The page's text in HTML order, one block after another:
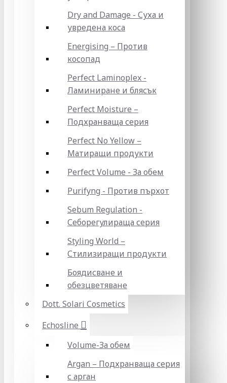
Dry and Damage - Суха и
увредена коса
Energising – Против
косопад
Perfect Laminoplex -
Ламиниране и блясък
Perfect Moisture –
Подхранваща серия
Perfect No Yellow –
Матиращи продукти
Perfect Volume - За обем
Purifyng - Против пърхот
Sebum Regulation -
Себорегулираща серия
Styling World –
Стилизиращи продукти
Боядисване и
обезцветяване
Dott. Solari Cosmetics
Echosline
Volume-За обем
Argan – Подхранваща серия
с арган